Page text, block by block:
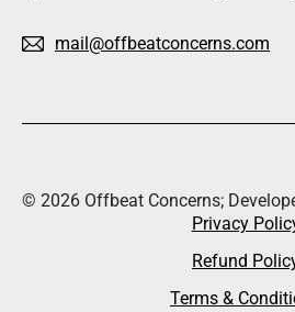
mail@offbeatconcerns.com
© 2026 Offbeat Concerns;
Privacy
Refund
Terms &